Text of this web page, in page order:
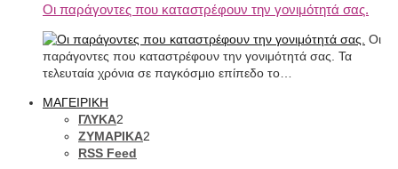
Οι παράγοντες που καταστρέφουν την γονιμότητά σας.
Οι
παράγοντες που καταστρέφουν την γονιμότητά σας. Τα
τελευταία χρόνια σε παγκόσμιο επίπεδο το…
ΜΑΓΕΙΡΙΚΗ
ΓΛΥΚΑ2
ΖΥΜΑΡΙΚΑ2
RSS Feed